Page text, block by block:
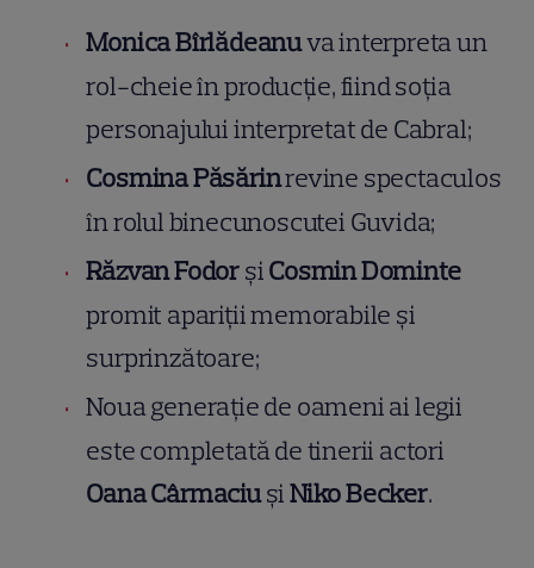
Monica Bîrlădeanuva interpreta un
rol-cheie în producție, fiind soția
personajului interpretat de Cabral;
Cosmina Păsărinrevine spectaculos
în rolul binecunoscutei Guvida;
Răzvan FodorșiCosmin Dominte
promit apariții memorabile și
surprinzătoare;
Noua generație de oameni ai legii
este completată de tinerii actori
Oana CârmaciușiNiko Becker.